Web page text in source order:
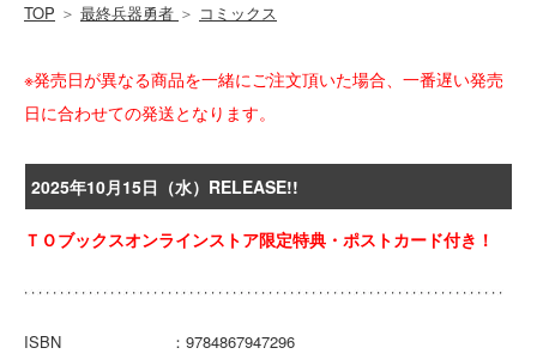
TOP ＞ 最終兵器勇者 ＞ コミックス
※発売日が異なる商品を一緒にご注文頂いた場合、一番遅い発売
日に合わせての発送となります。
2025年10月15日（水）RELEASE!!
ＴＯブックスオンラインストア限定特典・ポストカード付き！
ISBN ：9784867947296